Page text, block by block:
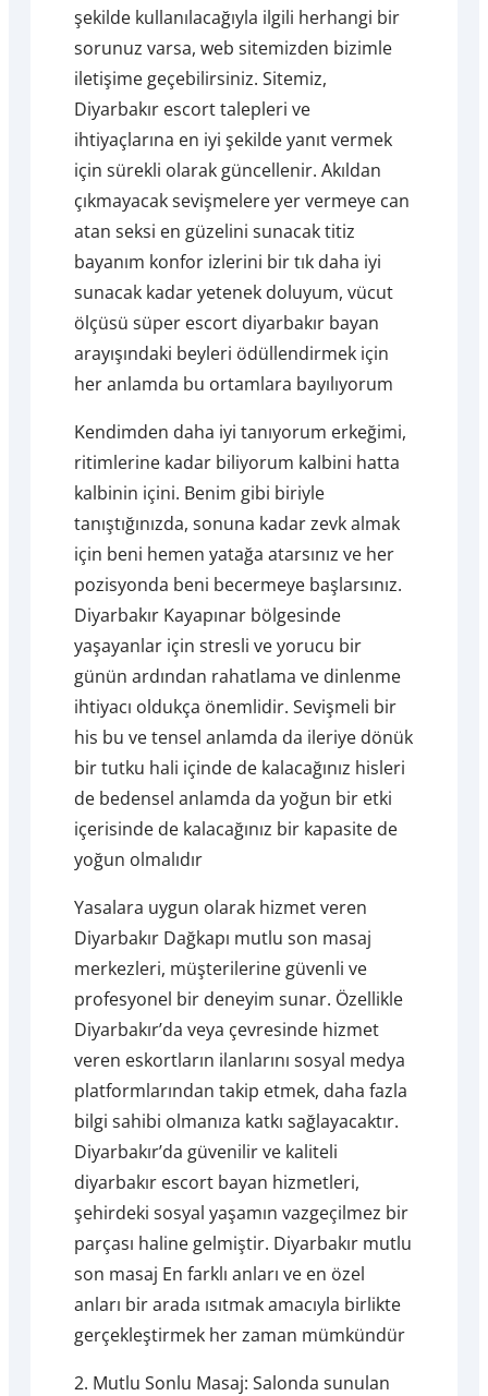
şekilde kullanılacağıyla ilgili herhangi bir
sorunuz varsa, web sitemizden bizimle
iletişime geçebilirsiniz. Sitemiz,
Diyarbakır escort talepleri ve
ihtiyaçlarına en iyi şekilde yanıt vermek
için sürekli olarak güncellenir. Akıldan
çıkmayacak sevişmelere yer vermeye can
atan seksi en güzelini sunacak titiz
bayanım konfor izlerini bir tık daha iyi
sunacak kadar yetenek doluyum, vücut
ölçüsü süper escort diyarbakır bayan
arayışındaki beyleri ödüllendirmek için
her anlamda bu ortamlara bayılıyorum
Kendimden daha iyi tanıyorum erkeğimi,
ritimlerine kadar biliyorum kalbini hatta
kalbinin içini. Benim gibi biriyle
tanıştığınızda, sonuna kadar zevk almak
için beni hemen yatağa atarsınız ve her
pozisyonda beni becermeye başlarsınız.
Diyarbakır Kayapınar bölgesinde
yaşayanlar için stresli ve yorucu bir
günün ardından rahatlama ve dinlenme
ihtiyacı oldukça önemlidir. Sevişmeli bir
his bu ve tensel anlamda da ileriye dönük
bir tutku hali içinde de kalacağınız hisleri
de bedensel anlamda da yoğun bir etki
içerisinde de kalacağınız bir kapasite de
yoğun olmalıdır
Yasalara uygun olarak hizmet veren
Diyarbakır Dağkapı mutlu son masaj
merkezleri, müşterilerine güvenli ve
profesyonel bir deneyim sunar. Özellikle
Diyarbakır’da veya çevresinde hizmet
veren eskortların ilanlarını sosyal medya
platformlarından takip etmek, daha fazla
bilgi sahibi olmanıza katkı sağlayacaktır.
Diyarbakır’da güvenilir ve kaliteli
diyarbakır escort bayan hizmetleri,
şehirdeki sosyal yaşamın vazgeçilmez bir
parçası haline gelmiştir. Diyarbakır mutlu
son masaj En farklı anları ve en özel
anları bir arada ısıtmak amacıyla birlikte
gerçekleştirmek her zaman mümkündür
2. Mutlu Sonlu Masaj: Salonda sunulan